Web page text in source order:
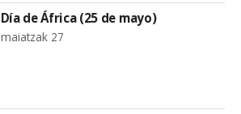
Día de África (25 de mayo)
maiatzak 27